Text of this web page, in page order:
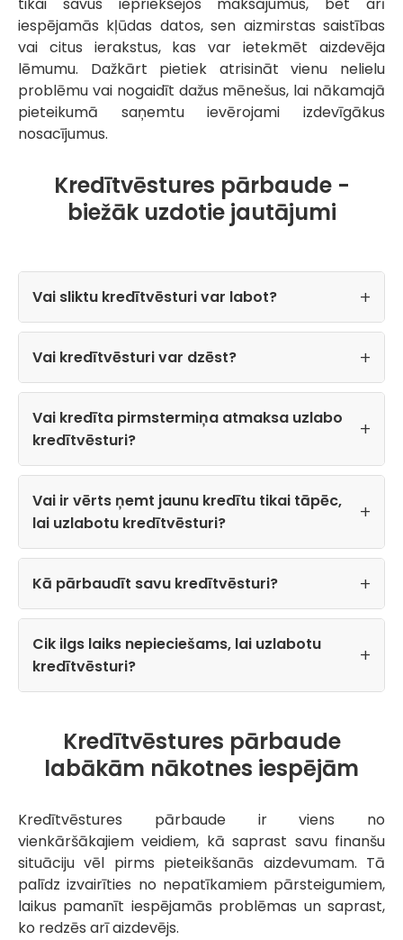
tikai savus iepriekšējos maksājumus, bet arī
iespējamās kļūdas datos, sen aizmirstas saistības
vai citus ierakstus, kas var ietekmēt aizdevēja
lēmumu. Dažkārt pietiek atrisināt vienu nelielu
problēmu vai nogaidīt dažus mēnešus, lai nākamajā
pieteikumā saņemtu ievērojami izdevīgākus
nosacījumus.
Kredītvēstures pārbaude -
biežāk uzdotie jautājumi
Vai sliktu kredītvēsturi var labot?
Vai kredītvēsturi var dzēst?
Vai kredīta pirmstermiņa atmaksa uzlabo
kredītvēsturi?
Vai ir vērts ņemt jaunu kredītu tikai tāpēc,
lai uzlabotu kredītvēsturi?
Kā pārbaudīt savu kredītvēsturi?
Cik ilgs laiks nepieciešams, lai uzlabotu
kredītvēsturi?
Kredītvēstures pārbaude
labākām nākotnes iespējām
Kredītvēstures pārbaude ir viens no
vienkāršākajiem veidiem, kā saprast savu finanšu
situāciju vēl pirms pieteikšanās aizdevumam. Tā
palīdz izvairīties no nepatīkamiem pārsteigumiem,
laikus pamanīt iespējamās problēmas un saprast,
ko redzēs arī aizdevējs.